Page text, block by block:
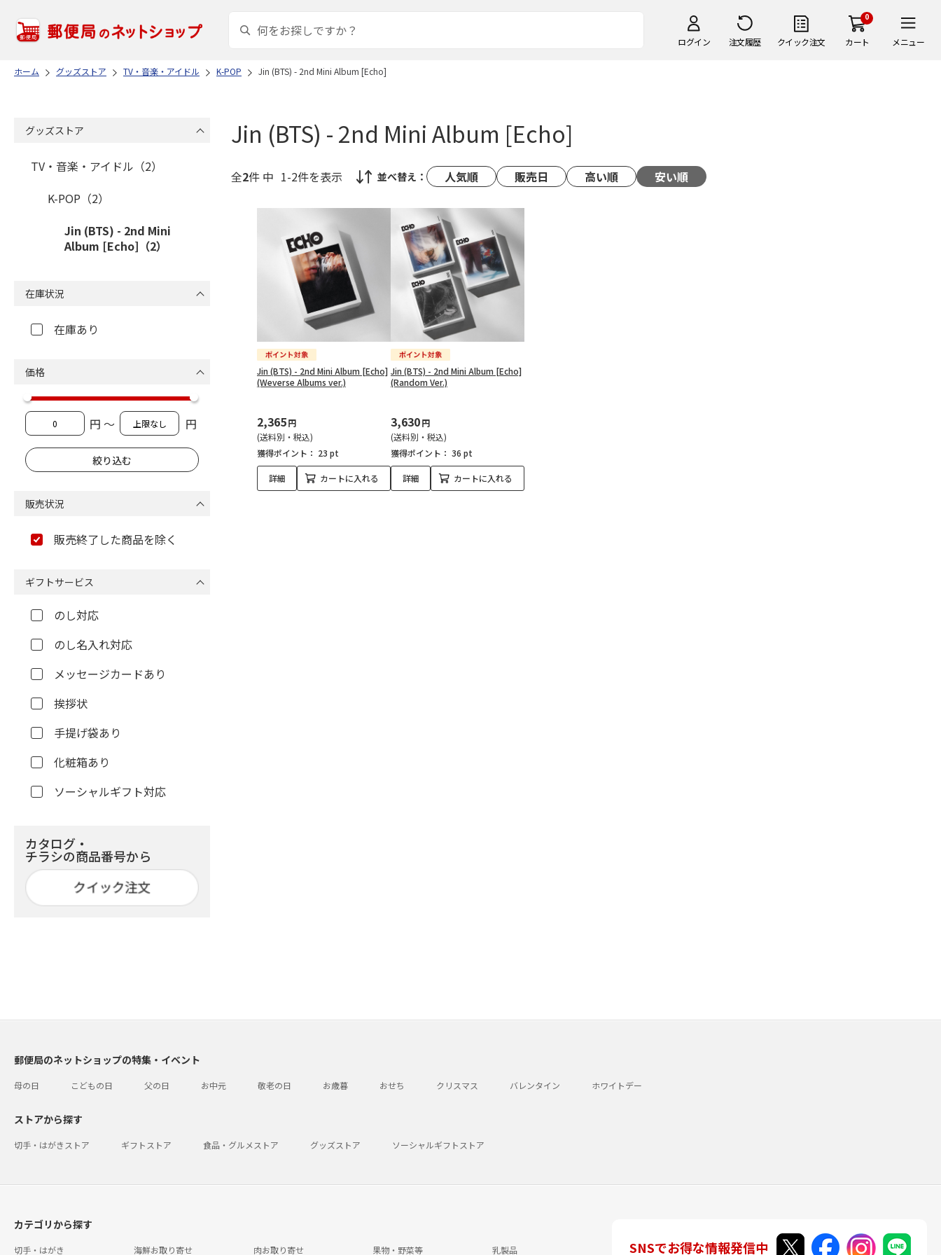
ログイン 注文履歴 クイック注文
0
カート メニュー
ホーム グッズストア TV・音楽・アイドル K-POP Jin (BTS) - 2nd Mini Album [Echo]
Jin (BTS) - 2nd Mini Album [Echo]
全2件 中 1-2件を表示 並べ替え： 人気順 販売日 高い順 安い順
Jin (BTS) - 2nd Mini Album [Echo]
(Weverse Albums ver.)
2,365円
(送料別・税込)
獲得ポイント： 23 pt
詳細 カートに入れる
Jin (BTS) - 2nd Mini Album [Echo]
(Random Ver.)
3,630円
(送料別・税込)
獲得ポイント： 36 pt
詳細 カートに入れる
グッズストア
TV・音楽・アイドル（2）
K-POP（2）
Jin (BTS) - 2nd Mini
Album [Echo]（2）
在庫状況
在庫あり
価格
円 ～ 円
販売状況
販売終了した商品を除く
ギフトサービス
のし対応
のし名入れ対応
メッセージカードあり
挨拶状
手提げ袋あり
化粧箱あり
ソーシャルギフト対応
カタログ・
チラシの商品番号から
郵便局のネットショップの特集・イベント
母の日 こどもの日 父の日 お中元 敬老の日 お歳暮 おせち クリスマス バレンタイン ホワイトデー
ストアから探す
切手・はがきストア ギフトストア 食品・グルメストア グッズストア ソーシャルギフトストア
カテゴリから探す
切手・はがき 海鮮お取り寄せ 肉お取り寄せ 果物・野菜等 乳製品 SNSでお得な情報発信中